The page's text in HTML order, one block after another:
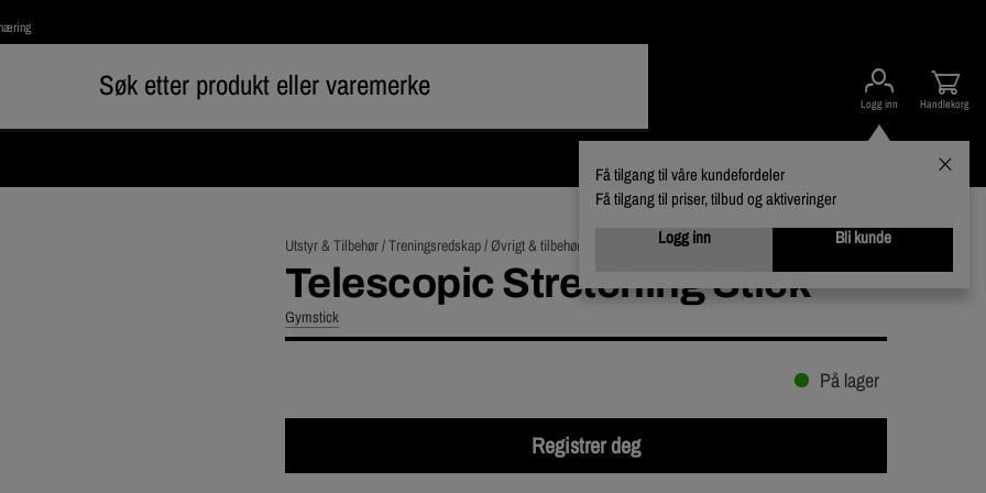
Logg inn
Få tilgang til våre kundefordeler
Få tilgang til priser, tilbud og aktiveringer
Logg inn
Bli kunde
Handlekorg
Varumerker
Utstyr & Tilbehør /Treningsredskap /Øvrigt & tilbehør
Telescopic Stretching Stick
Gymstick
På lager
Registrer deg